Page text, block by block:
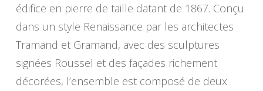
édifice en pierre de taille datant de 1867. Conçu
dans un style Renaissance par les architectes
Tramand et Gramand, avec des sculptures
signées Roussel et des façades richement
décorées, l’ensemble est composé de deux